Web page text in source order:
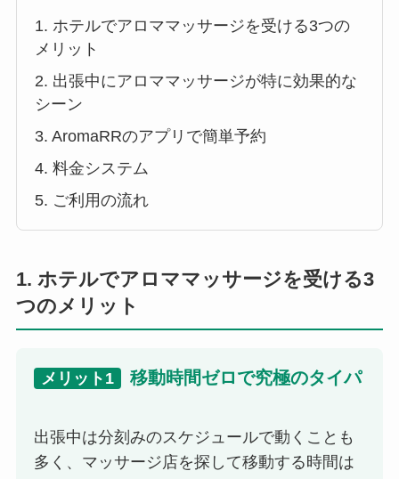
1. ホテルでアロママッサージを受ける3つの
メリット
2. 出張中にアロママッサージが特に効果的な
シーン
3. AromaRRのアプリで簡単予約
4. 料金システム
5. ご利用の流れ
1. ホテルでアロママッサージを受ける3
つのメリット
メリット1 移動時間ゼロで究極のタイパ
出張中は分刻みのスケジュールで動くことも
多く、マッサージ店を探して移動する時間は